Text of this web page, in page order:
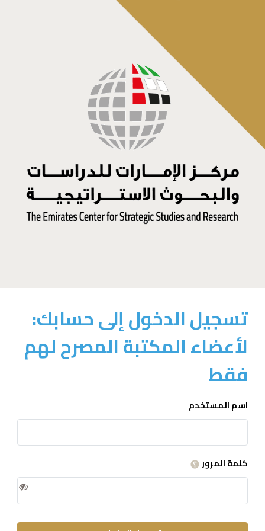
تسجيل الدخول إلى حسابك:
لأعضاء المكتبة المصرح لهم
فقط
اسم المستخدم
كلمة المرور